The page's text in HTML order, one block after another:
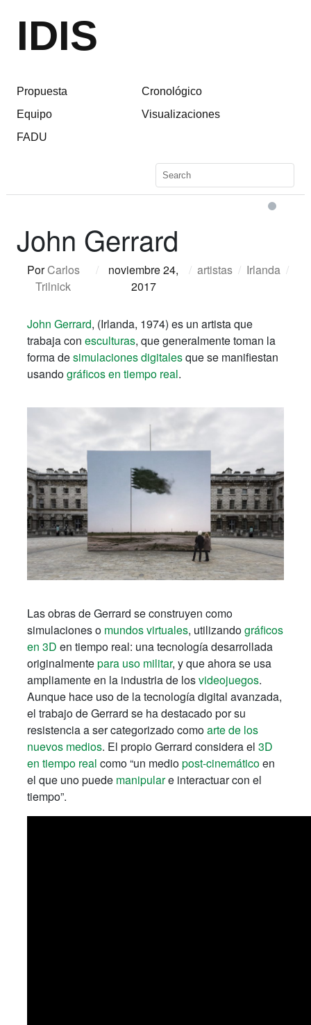
IDIS
Propuesta
Equipo
FADU
Cronológico
Visualizaciones
John Gerrard
PorCarlos
Trilnick
/
noviembre 24,
2017
/ artistas / Irlanda /
John Gerrard, (Irlanda, 1974) es un artista que
trabaja con esculturas, que generalmente toman la
forma desimulaciones digitalesque se manifiestan
usandográficos en tiempo real.
Las obras de Gerrard se construyen como
simulaciones o mundos virtuales, utilizandográficos
en 3D en tiempo real: una tecnología desarrollada
originalmentepara uso militar, y que ahora se usa
ampliamente en la industria de losvideojuegos.
Aunque hace uso de la tecnología digital avanzada,
el trabajo de Gerrard se ha destacado por su
resistencia a ser categorizado comoarte de los
nuevos medios. El propio Gerrard considera el 3D
en tiempo real como “un mediopost-cinemáticoen
el que uno puede manipulare interactuar con el
tiempo”.